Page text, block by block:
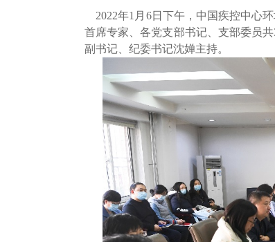
2022年1月6日下午，中国疾控中心
首席专家、各党支部书记、支部委员
副书记、纪委书记沈婵主持。